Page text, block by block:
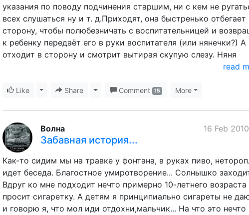
указания по поводу подчинения старшим, ни с кем не
всех слушаться ну и т. д.Приходят, она быстренько отбегает
сторону, чтобы полюбезничать с воспитательницей и
к ребенку передаёт его в руки воспитателя (или нянечки?) А
отходит в сторону и смотрит вытирая скупую слезу. Няня
read
Like Toggle Dropdown
Share Toggle Dropdown
Comment 15 More
16 Feb
Волна
Забавная история...
Как-то сидим мы на травке у фонтана, в руках пиво,
идет беседа. Благостное умиротворение... Солнышко
Вдруг ко мне подходит нечто примерно 10-летнего возраста
просит сигаретку. А детям я принципиально сигареты не
и говорю я, что мол иди отдохни,мальчик... На что это нечто